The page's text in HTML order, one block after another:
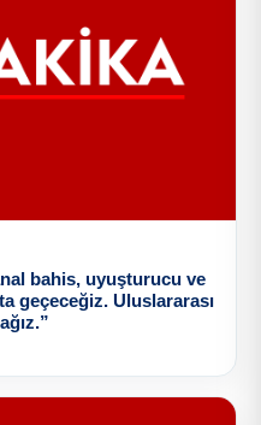
bahis, uyuşturucu ve
geçeceğiz. Uluslararası